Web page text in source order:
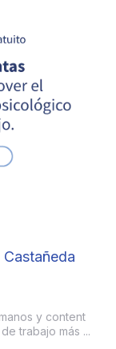
y content
trabajo más ...